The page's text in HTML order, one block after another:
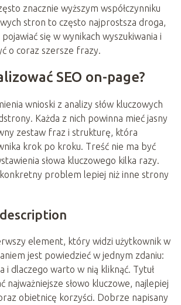
znacznie wyższym współczynniku
stron to często najprostsza droga,
się w wynikach wyszukiwania i
o coraz szersze frazy.
SEO on-page?
wnioski z analizy słów kluczowych
Każda z nich powinna mieć jasny
zestaw fraz i strukturę, która
krok po kroku. Treść nie ma być
słowa kluczowego kilka razy.
problem lepiej niż inne strony
element, który widzi użytkownik w
jest powiedzieć w jednym zdaniu:
i dlaczego warto w nią kliknąć. Tytuł
najważniejsze słowo kluczowe, najlepiej
obietnicę korzyści. Dobrze napisany